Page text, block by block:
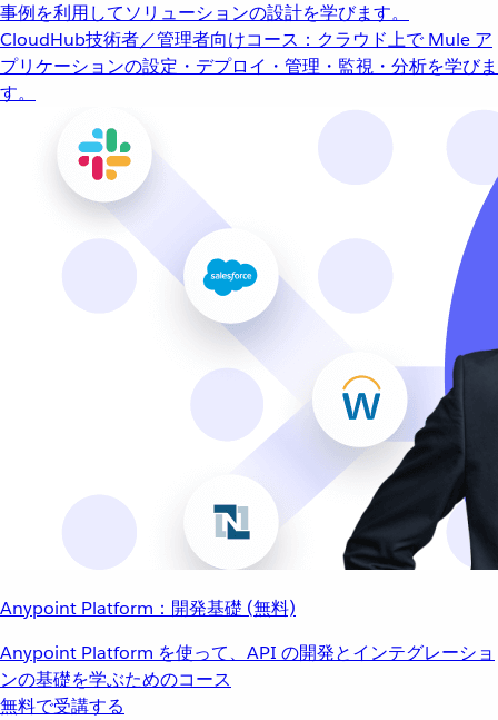
事例を利用してソリューションの設計を学びます。
CloudHub技術者／管理者向けコース：クラウド上で Mule ア
プリケーションの設定・デプロイ・管理・監視・分析を学びま
す。
Anypoint Platform：開発基礎 (無料)
Anypoint Platform を使って、API の開発とインテグレーショ
ンの基礎を学ぶためのコース
無料で受講する